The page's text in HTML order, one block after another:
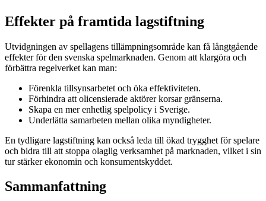
Effekter på framtida lagstiftning
Utvidgningen av spellagens tillämpningsområde kan få långtgående
effekter för den svenska spelmarknaden. Genom att klargöra och
förbättra regelverket kan man:
Förenkla tillsynsarbetet och öka effektiviteten.
Förhindra att olicensierade aktörer korsar gränserna.
Skapa en mer enhetlig spelpolicy i Sverige.
Underlätta samarbeten mellan olika myndigheter.
En tydligare lagstiftning kan också leda till ökad trygghet för spelare
och bidra till att stoppa olaglig verksamhet på marknaden, vilket i sin
tur stärker ekonomin och konsumentskyddet.
Sammanfattning